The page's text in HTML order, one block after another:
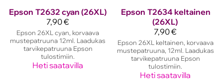
Epson T2632 cyan (26XL)
7,90 €
Epson 26XL cyan, korvaava
mustepatruuna 12ml. Laadukas
tarvikepatruuna Epson
tulostimiin.
Heti saatavilla
Epson T2634 keltainen
(26XL)
7,90 €
Epson 26XL keltainen, korvaava
mustepatruuna, 12ml. Laadukas
tarvikepatruuna Epson
tulostimiin.
Heti saatavilla